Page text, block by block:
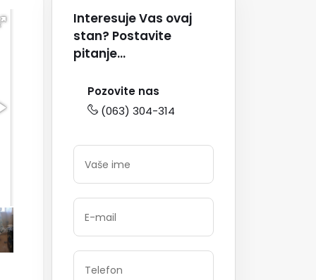
Interesuje Vas ovaj
stan? Postavite
pitanje...
Pozovite nas
(063) 304-314